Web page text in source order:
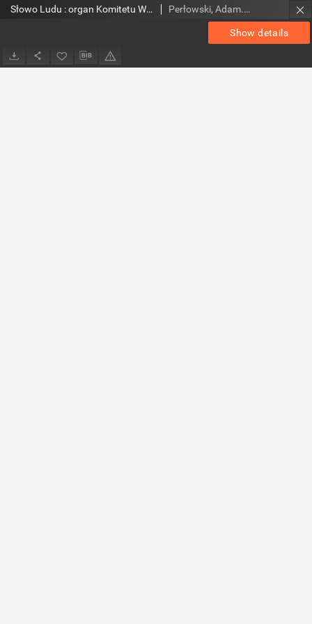
Show details
Słowo Ludu : organ Komitetu Wojewódzkiego Polskiej Zjednoczonej Partii Robotniczej, 1952, R.4, nr 197 Perłowski, Adam. Red.